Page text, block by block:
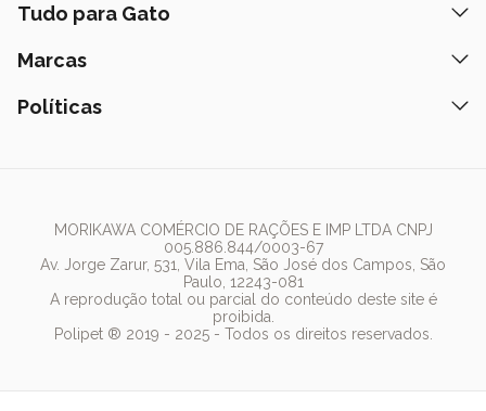
Fale Conosco
Lista de Desejos
Peça pelo Delivery
Assinatura Polipet
Ração
Coleiras
Tudo para Gato
Ração
Marcas
Nexgard
Pedigree
Whiskas
Dog Chow
Royal Canin
Políticas
MORIKAWA COMÉRCIO DE RAÇÕES E IMP LTDA CNPJ
005.886.844/0003-67
Av. Jorge Zarur, 531, Vila Ema, São José dos Campos, São
Paulo, 12243-081
A reprodução total ou parcial do conteúdo deste site é
proibida.
Polipet ® 2019 - 2025 - Todos os direitos reservados.